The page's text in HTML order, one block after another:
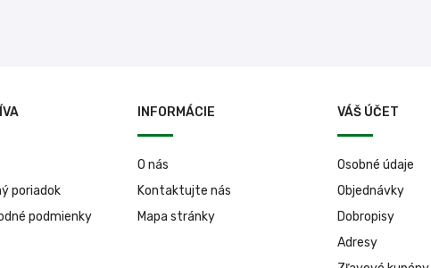
poriadok
podmienky
INFORMÁCIE
O nás
Kontaktujte nás
Mapa stránky
VÁŠ ÚČET
Osobné údaje
Objednávky
Dobropisy
Adresy